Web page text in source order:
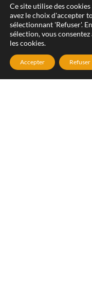
Ce site utilise des
avez le choix d'accepter
sélectionnant 'Refuser'.
sélection, vous
les cookies.
Accepter Refuser